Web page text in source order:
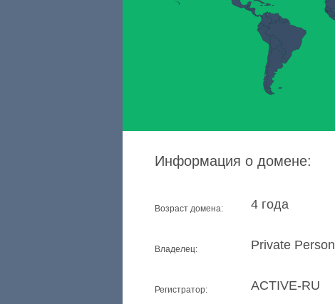
Информация о домене:
Возраст домена: 4 года
Владелец: Private Person
Регистратор:
ACTIVE-RU